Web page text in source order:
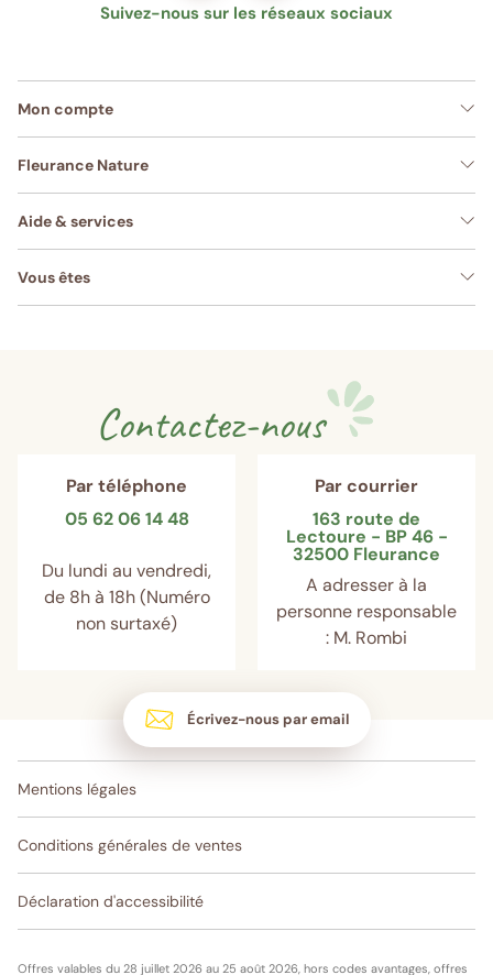
Suivez-nous sur les réseaux sociaux
Mon compte
Fleurance Nature
Aide & services
Vous êtes
Contactez-nous
Par téléphone
05 62 06 14 48
Du lundi au vendredi,
de 8h à 18h (Numéro
non surtaxé)
Par courrier
163 route de
Lectoure - BP 46 -
32500 Fleurance
A adresser à la
personne responsable
: M. Rombi
Écrivez-nous par email
Mentions légales
Conditions générales de ventes
Déclaration d'accessibilité
Offres valables du 28 juillet 2026 au 25 août 2026, hors codes avantages, offres